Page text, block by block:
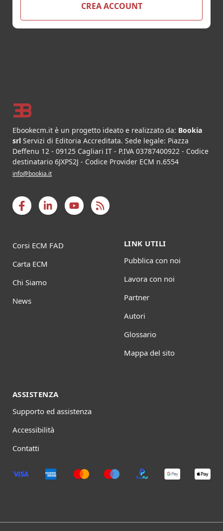
CREA ACCOUNT
Ebookecm.it è un progetto ideato e realizzato da: Bookia
srl Servizi di Editoria Accreditata. Sede legale: Piazza
Deffenu 12 - 09125 Cagliari IT - P.IVA 03787400922 - Codice
destinatario 6JXPS2J - Codice Provider ECM n.6554
info@bookia.it
Corsi ECM FAD
Carta ECM
Chi Siamo
News
LINK UTILI
Pubblica con noi
Lavora con noi
Partner
Autori
Glossario
Mappa del sito
ASSISTENZA
Supporto ed assistenza
Accessibilità
Contatti